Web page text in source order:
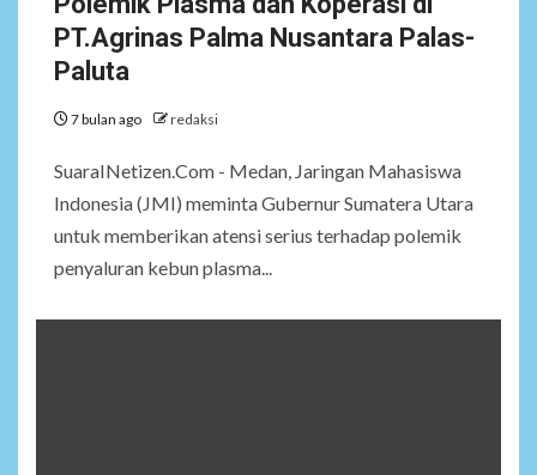
PT.Agrinas Palma Nusantara Palas-
Paluta
7 bulan ago redaksi
SuaraINetizen.Com - Medan, Jaringan Mahasiswa
Indonesia (JMI) meminta Gubernur Sumatera Utara
untuk memberikan atensi serius terhadap polemik
penyaluran kebun plasma...